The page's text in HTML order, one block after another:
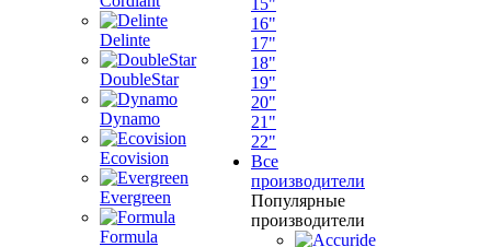
Delinte
DoubleStar
Dynamo
Ecovision
Evergreen
Formula
15"
16"
17"
18"
19"
20"
21"
22"
Все
производители
Популярные
производители